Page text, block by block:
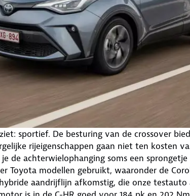
sportief. De besturing van de crossover
rijeigenschappen gaan niet ten kosten
de achterwielophanging soms een
Toyota modellen gebruikt, waaronder de
aandrijflijn afkomstig, die onze